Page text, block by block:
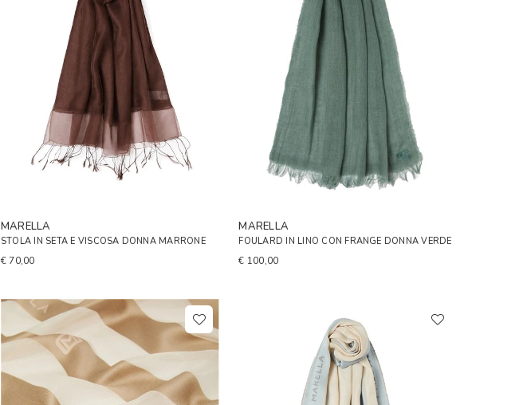
MARELLA
STOLA IN SETA E VISCOSA DONNA MARRONE
€ 70,00
MARELLA
FOULARD IN LINO CON FRANGE DONNA VERDE
€ 100,00